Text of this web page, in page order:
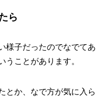
ら
様子だったのでなでてあ
うことがあります。
とか、なで方が気に入ら